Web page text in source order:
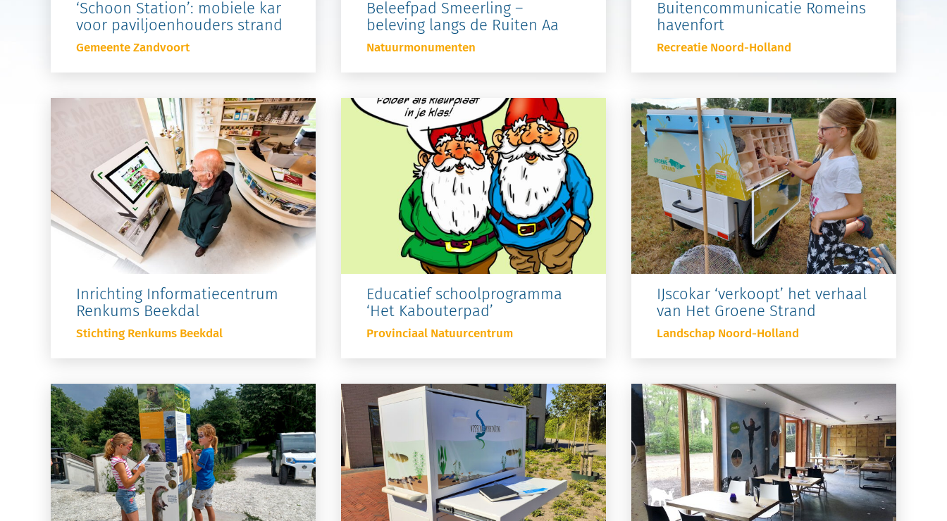
‘Schoon Station’: mobiele kar
voor paviljoenhouders strand
Gemeente Zandvoort
Beleefpad Smeerling –
beleving langs de Ruiten Aa
Natuurmonumenten
Buitencommunicatie Romeins
havenfort
Recreatie Noord-Holland
Inrichting Informatiecentrum
Renkums Beekdal
Stichting Renkums Beekdal
Educatief schoolprogramma
‘Het Kabouterpad’
Provinciaal Natuurcentrum
IJscokar ‘verkoopt’ het verhaal
van Het Groene Strand
Landschap Noord-Holland